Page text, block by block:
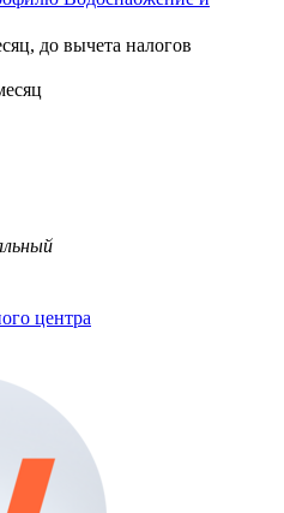
до вычета налогов
центра